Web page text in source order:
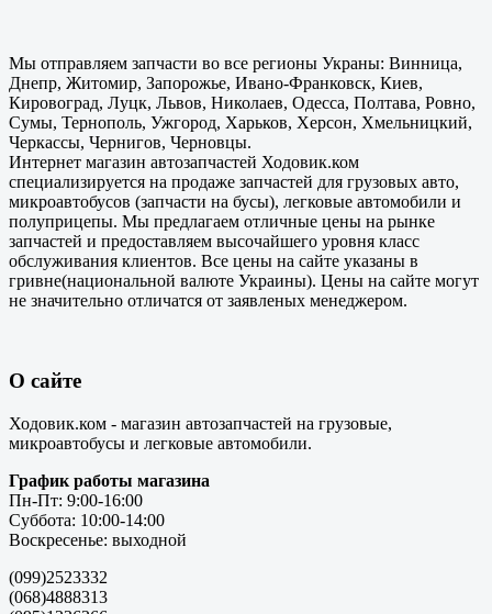
Мы отправляем запчасти во все регионы Украны: Винница,
Днепр, Житомир, Запорожье, Ивано-Франковск, Киев,
Кировоград, Луцк, Львов, Николаев, Одесса, Полтава, Ровно,
Сумы, Тернополь, Ужгород, Харьков, Херсон, Хмельницкий,
Черкассы, Чернигов, Черновцы.
Интернет магазин автозапчастей Ходовик.ком
специализируется на продаже запчастей для грузовых авто,
микроавтобусов (запчасти на бусы), легковые автомобили и
полуприцепы. Мы предлагаем отличные цены на рынке
запчастей и предоставляем высочайшего уровня класс
обслуживания клиентов. Все цены на сайте указаны в
гривне(национальной валюте Украины). Цены на сайте могут
не значительно отличатся от заявленых менеджером.
О сайте
Ходовик.ком - магазин автозапчастей на грузовые,
микроавтобусы и легковые автомобили.
График работы магазина
Пн-Пт: 9:00-16:00
Суббота: 10:00-14:00
Воскресенье: выходной
(099)2523332
(068)4888313